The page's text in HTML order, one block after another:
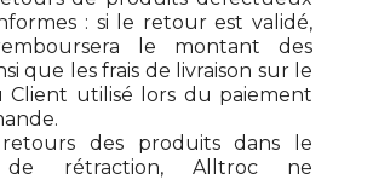
: si le retour est validé,
le montant des
que les frais de livraison sur le
Client utilisé lors du paiement
des produits dans le
de rétraction, Alltroc ne